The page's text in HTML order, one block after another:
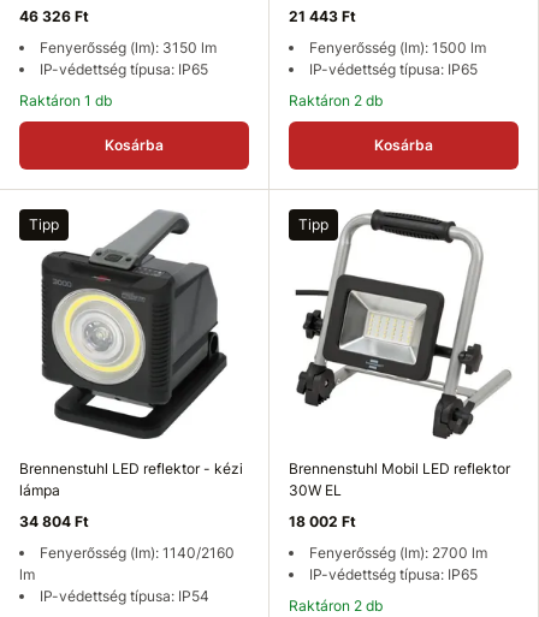
46 326 Ft
Fenyerősség (lm): 3150 lm
IP-védettség típusa: IP65
Raktáron 1 db
Kosárba
21 443 Ft
Fenyerősség (lm): 1500 lm
IP-védettség típusa: IP65
Raktáron 2 db
Kosárba
Tipp
Brennenstuhl LED reflektor - kézi
lámpa
34 804 Ft
Fenyerősség (lm): 1140/2160
lm
IP-védettség típusa: IP54
Tipp
Brennenstuhl Mobil LED reflektor
30W EL
18 002 Ft
Fenyerősség (lm): 2700 lm
IP-védettség típusa: IP65
Raktáron 2 db